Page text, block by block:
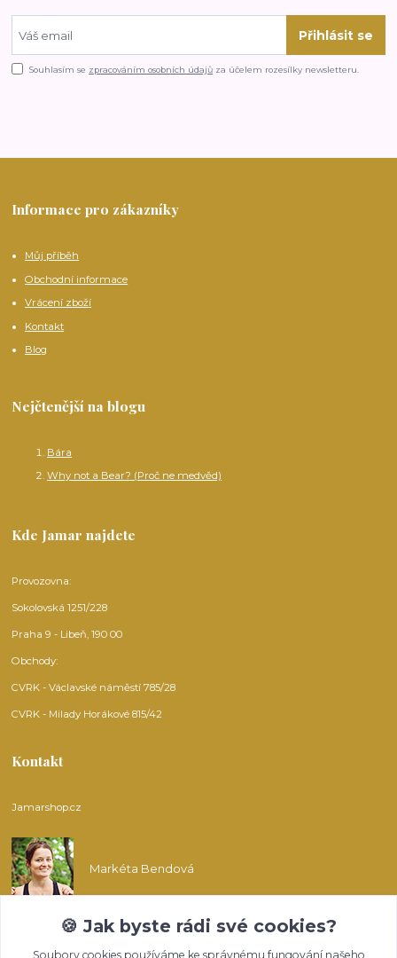
Přihlásit se
Souhlasím se zpracováním osobních údajů za účelem rozesílky newsletteru.
Informace pro zákazníky
Můj příběh
Obchodní informace
Vrácení zboží
Kontakt
Blog
Nejčtenější na blogu
Bára
Why not a Bear? (Proč ne medvěd)
Kde Jamar najdete
Provozovna:
Sokolovská 1251/228
Praha 9 - Libeň, 190 00
Obchody:
CVRK - Václavské náměstí 785/28
CVRK - Milady Horákové 815/42
Kontakt
Jamarshop.cz
Markéta Bendová
info@jamarshop.cz
🍪 Jak byste rádi své cookies?
Soubory cookies používáme ke správnému fungování našeho